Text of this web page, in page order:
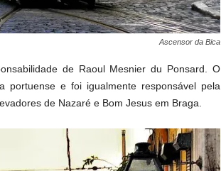
Ascensor da Bica
de Raoul Mesnier du Ponsard. O
portuense e foi igualmente responsável pela
de Nazaré e Bom Jesus em Braga.